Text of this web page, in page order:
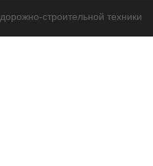
строительной техники